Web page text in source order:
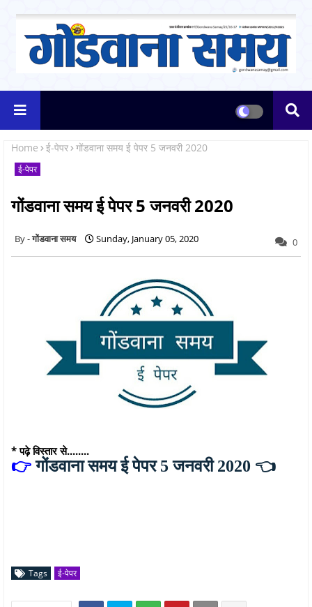
Home ई-पेपर गोंडवाना समय ई पेपर 5 जनवरी 2020
ई-पेपर
गोंडवाना समय ई पेपर 5 जनवरी 2020
गोंडवाना समय Sunday, January 05, 2020 0
* पढ़े विस्तार से........
👉 गोंडवाना समय ई पेपर 5 जनवरी 2020 👈
Tags ई-पेपर